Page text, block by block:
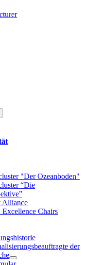
"Der Ozeanboden"
“Die
Alliance
Chairs
der